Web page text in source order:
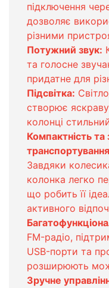
підключення
дозволяє
різними
Потужний звук:
та голосне
придатне для
Підсвітка:
створює
колонці
Компактність та
Завдяки
колонка легко
що робить її
активного
FM-радіо,
USB-порти та
розширюють
Зручне